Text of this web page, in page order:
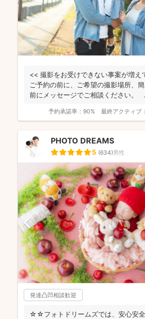
<< 撮影をお受けできない事案が増え
ご予約の前に、ご希望の撮影場所、
前にメッセージでご相談ください。
予約承諾率： 90% 最終アクティブ：
PHOTO DREAMS
5 (634)男性
発達凸凹相談歓迎
☆☆フォトドリームズでは、安心安